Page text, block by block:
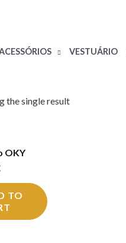
VESTUÁRIO
the single result
OKY
TO